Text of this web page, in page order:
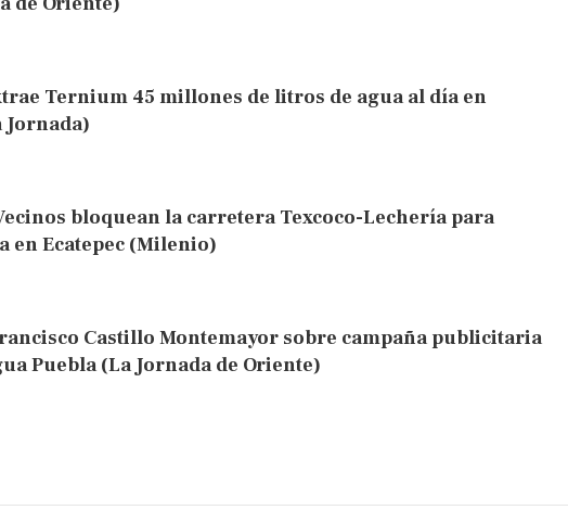
Ternium 45 millones de litros de agua al día en
Jornada)
bloquean la carretera Texcoco-Lechería para
en Ecatepec (Milenio)
Castillo Montemayor sobre campaña publicitaria
Puebla (La Jornada de Oriente)